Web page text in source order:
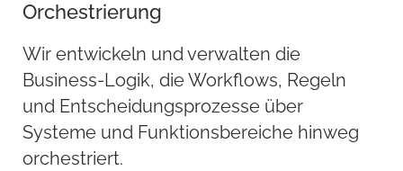
Orchestrierung
Wir entwickeln und verwalten die
Business-Logik, die Workflows, Regeln
und Entscheidungsprozesse über
Systeme und Funktionsbereiche hinweg
orchestriert.